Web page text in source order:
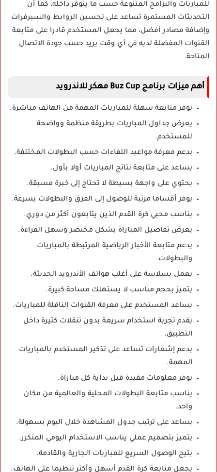
للمباريات والبرامج المتنوعة حسب ما يتوفر داخله، كما أن
التحديثات المستمرة تساعد على تحسين الروابط والسيرفرات
وإضافة مصادر أفضل، مما يجعل المستخدم قادرا على متابعة
القنوات المفضلة لديه في أي وقت يريد حسب جودة الاتصال
المتاحة.
أهم ميزات برنامج Buz Cup مهكر للاندرويد
يوفر متابعة سهلة للمباريات المهمة من الهاتف مباشرة.
يعرض جداول المباريات بطريقة منظمة وواضحة
للمستخدم.
يدعم معرفة مواعيد اللقاءات حسب البطولات المختلفة.
يساعد على متابعة نتائج المباريات أولا بأول.
يحتوي على واجهة بسيطة لا تحتاج إلى خبرة مسبقة.
يوفر أقساما مرتبة للوصول إلى الفرق والبطولات بسرعة.
يناسب محبي كرة القدم الذين يتابعون أكثر من دوري.
يعرض تفاصيل المباراة بشكل مختصر وسهل القراءة.
يدعم متابعة الأخبار الرياضية المرتبطة بالمباريات
والبطولات.
يعمل بسلاسة على أغلب هواتف الأندرويد الحديثة.
يتميز بحجم مناسب لا يستهلك مساحة كبيرة.
يساعد المستخدم على معرفة القنوات الناقلة للمباريات.
يقدم تجربة استخدام سريعة بدون تنقلات كثيرة داخل
التطبيق.
يدعم إشعارات تساعد على تذكير المستخدم بالمباريات
المهمة.
يوفر معلومات مفيدة قبل بداية كل مباراة.
يناسب متابعة البطولات المحلية والعالمية من مكان
واحد.
يساعد على ترتيب جدول المشاهدة خلال اليوم بسهولة.
يتميز بتصميم عملي يناسب الاستخدام اليومي المتكرر.
يتيح الوصول السريع للمباريات الجارية والقادمة.
يجعل متابعة كرة القدم أسهل وأكثر تنظيما على الهاتف.